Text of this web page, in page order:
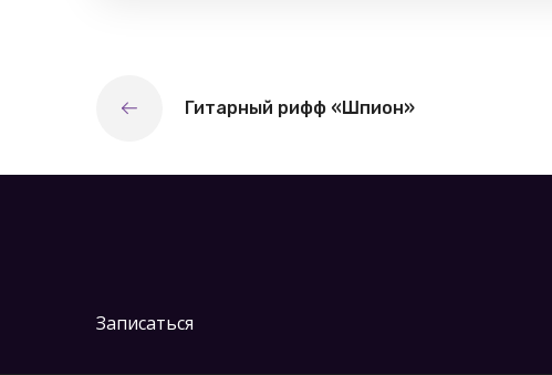
Гитарный рифф «Шпион»
Записаться